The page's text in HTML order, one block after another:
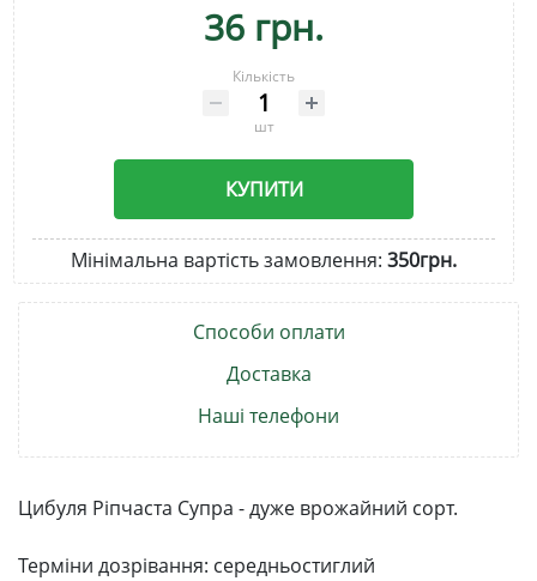
36 грн.
Кількість
шт
КУПИТИ
Мінімальна вартість замовлення: 350грн.
Способи оплати
Доставка
Наші телефони
Цибуля Ріпчаста Супра - дуже врожайний сорт.
Терміни дозрівання: середньостиглий